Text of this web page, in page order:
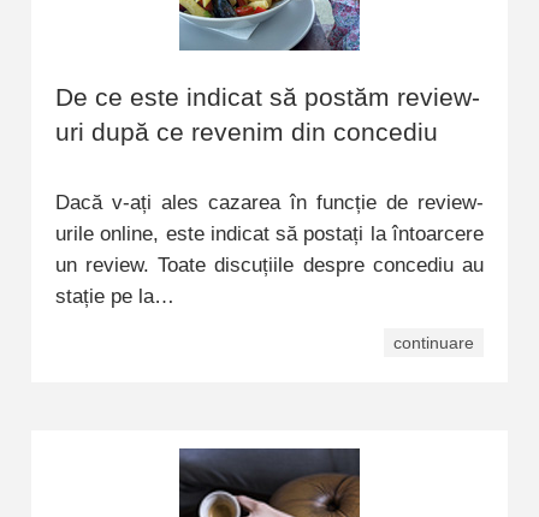
De ce este indicat să postăm review-
uri după ce revenim din concediu
Dacă v-ați ales cazarea în funcție de review-
urile online, este indicat să postați la întoarcere
un review. Toate discuțiile despre concediu au
stație pe la…
continuare